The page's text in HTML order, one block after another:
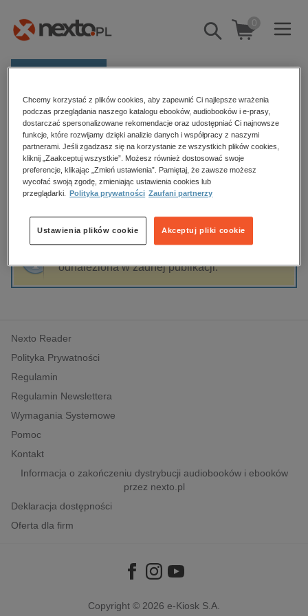
Pokaż/schowaj
wyszukiwarkę
0
Kategorie
Zobacz wszystkie E-prasa
budownictwo, aranżacja wnętrz
biznesowe, branżowe, gospodarka
dzienniki
edukacja
hobby, sport, rozrywka
komputery, internet, technologie, informatyka
polityka, społeczno-informacyjne
psychologiczne
inne
popularno-naukowe
historia
Strona główna Marcin Melon
Marcin Melon
Sortowanie Filtrowanie
odnaleziona w żadnej publikacji.
Nexto Reader
Polityka Prywatności
Regulamin
Regulamin Newslettera
Wymagania Systemowe
Pomoc
Kontakt
Informacja o zakończeniu dystrybucji audiobooków i ebooków
przez nexto.pl
Deklaracja dostępności
Oferta dla firm
Copyright © 2026 e-Kiosk S.A.
Chcemy korzystać z plików cookies, aby zapewnić Ci najlepsze wrażenia
podczas przeglądania naszego katalogu ebooków, audiobooków i e-prasy,
dostarczać spersonalizowane rekomendacje oraz udostępniać Ci najnowsze
funkcje, które rozwijamy dzięki analizie danych i współpracy z naszymi
partnerami. Jeśli zgadzasz się na korzystanie ze wszystkich plików cookies,
kliknij „Zaakceptuj wszystkie”. Możesz również dostosować swoje
preferencje, klikając „Zmień ustawienia”. Pamiętaj, że zawsze możesz
wycofać swoją zgodę, zmieniając ustawienia cookies lub
przeglądarki.
Polityka prywatności Zaufani partnerzy
Akceptuj pliki cookie
Ustawienia plików cookie